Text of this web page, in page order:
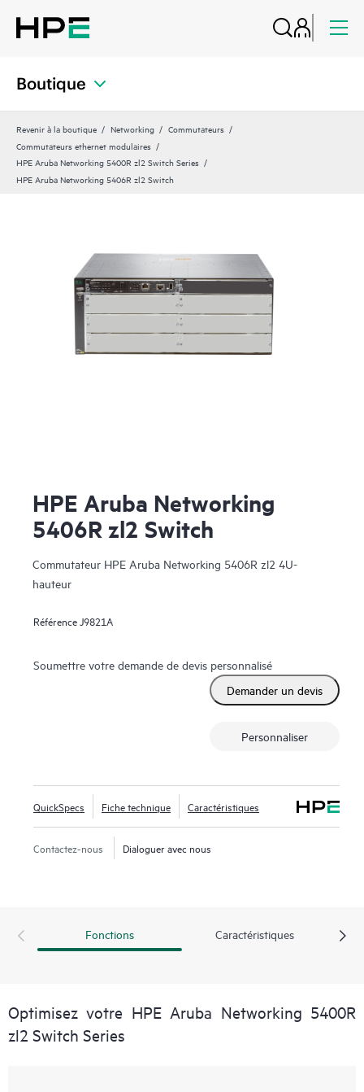
Boutique
Revenir à la boutique Networking
Commutateurs
Commutateurs ethernet modulaires
HPE Aruba Networking 5400R zl2 Switch Series
HPE Aruba Networking 5406R zl2 Switch
HPE Aruba Networking
5406R zl2 Switch
Commutateur HPE Aruba Networking 5406R zl2 4U-
hauteur
RéférenceJ9821A
Soumettre votre demande de devis personnalisé
Demander un devis
Personnaliser
QuickSpecs Fiche technique Caractéristiques
Contactez-nous Dialoguer avec nous
Fonctions Caractéristiques
Optimisez votre HPE Aruba Networking 5400R
zl2 Switch Series